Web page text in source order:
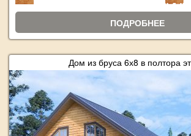
ПОДРОБНЕЕ
Дом из бруса 6х8 в полтора